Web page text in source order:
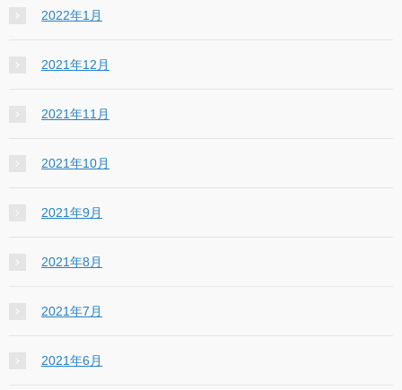
2022年1月
2021年12月
2021年11月
2021年10月
2021年9月
2021年8月
2021年7月
2021年6月